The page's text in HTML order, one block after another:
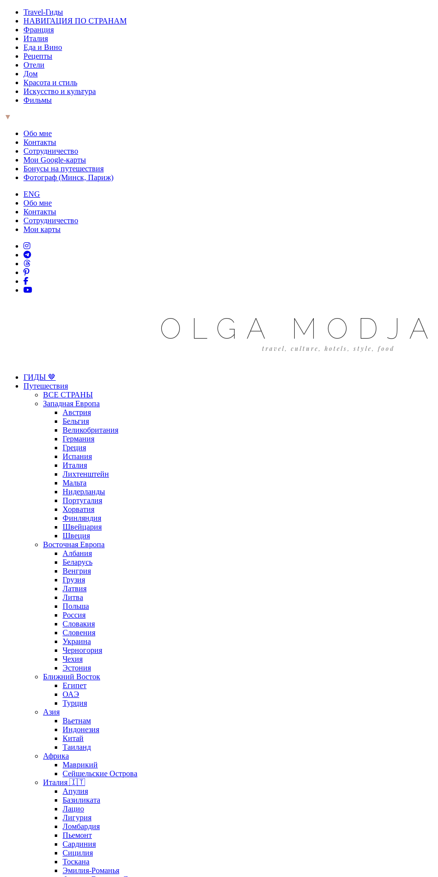
Travel-Гиды
НАВИГАЦИЯ ПО СТРАНАМ
Франция
Италия
Еда и Вино
Рецепты
Отели
Дом
Красота и стиль
Искусство и культура
Фильмы
▼
Обо мне
Контакты
Сотрудничество
Мои Google-карты
Бонусы на путешествия
Фотограф (Минск, Париж)
ENG
Обо мне
Контакты
Сотрудничество
Мои карты
OLGA
travel, culture, hotels, style, food
ГИДЫ 🤎
Путешествия
ВСЕ СТРАНЫ
Западная Европа
Австрия
Бельгия
Великобритания
Германия
Греция
Испания
Италия
Лихтенштейн
Мальта
Нидерланды
Португалия
Хорватия
Финляндия
Швейцария
Швеция
Восточная Европа
Албания
Беларусь
Венгрия
Грузия
Латвия
Литва
Польша
Россия
Словакия
Словения
Украина
Черногория
Чехия
Эстония
Ближний Восток
Египет
ОАЭ
Турция
Азия
Вьетнам
Индонезия
Китай
Таиланд
Африка
Маврикий
Сейшельские Острова
Италия 🇮🇹
Апулия
Базиликата
Лацио
Лигурия
Ломбардия
Пьемонт
Сардиния
Сицилия
Тоскана
Эмилия-Романья